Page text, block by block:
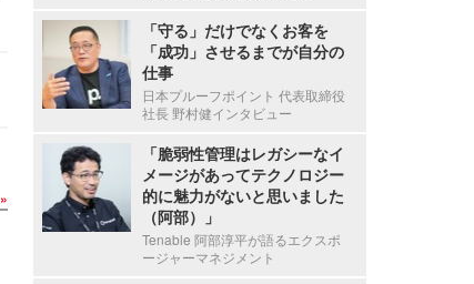
「守る」だけでなくお客を
「成功」させるまでが自分の
仕事
日本プルーフポイント 代表取締役
社長 野村健インタビュー
「脆弱性管理はレガシーなイ
メージがあってテクノロジー
的に魅力がないと思いました
（阿部）」
Tenable 阿部淳平が語るエクスポ
ージャーマネジメント